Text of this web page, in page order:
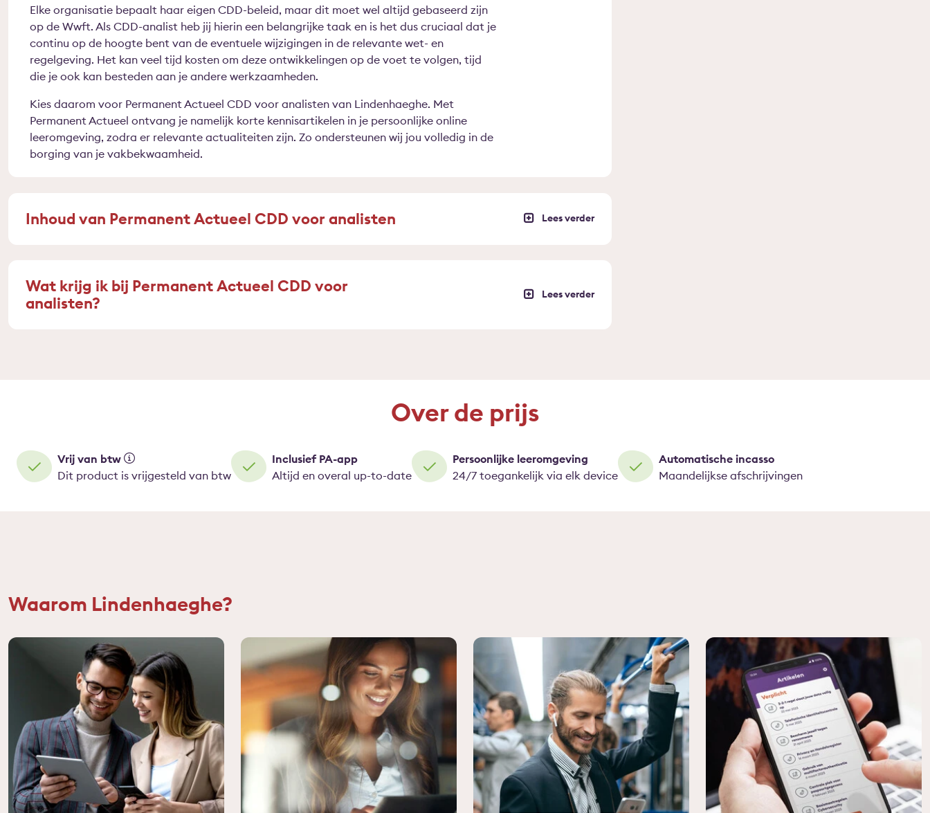
Elke organisatie bepaalt haar eigen CDD-beleid, maar dit moet wel altijd gebaseerd zijn
op de Wwft. Als CDD-analist heb jij hierin een belangrijke taak en is het dus cruciaal dat je
continu op de hoogte bent van de eventuele wijzigingen in de relevante wet- en
regelgeving. Het kan veel tijd kosten om deze ontwikkelingen op de voet te volgen, tijd
die je ook kan besteden aan je andere werkzaamheden.
Kies daarom voor Permanent Actueel CDD voor analisten van Lindenhaeghe. Met
Permanent Actueel ontvang je namelijk korte kennisartikelen in je persoonlijke online
leeromgeving, zodra er relevante actualiteiten zijn. Zo ondersteunen wij jou volledig in de
borging van je vakbekwaamheid.
Inhoud van Permanent Actueel CDD voor analisten
Wat krijg ik bij Permanent Actueel CDD voor
analisten?
Over de prijs
Vrij van btw
Dit product is vrijgesteld van btw
Inclusief PA-app
Altijd en overal up-to-date
Persoonlijke leeromgeving
24/7 toegankelijk via elk device
Automatische incasso
Maandelijkse afschrijvingen
Waarom Lindenhaeghe?